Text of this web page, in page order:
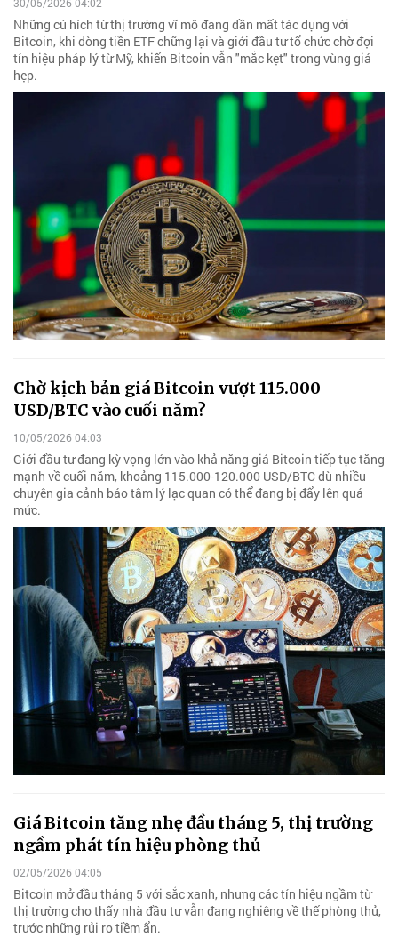
Những cú hích từ thị trường vĩ mô đang dần mất tác dụng với
Bitcoin, khi dòng tiền ETF chững lại và giới đầu tư tổ chức chờ đợi
tín hiệu pháp lý từ Mỹ, khiến Bitcoin vẫn "mắc kẹt" trong vùng giá
hẹp.
Chờ kịch bản giá Bitcoin vượt 115.000
USD/BTC vào cuối năm?
10/05/2026 04:03
Giới đầu tư đang kỳ vọng lớn vào khả năng giá Bitcoin tiếp tục tăng
mạnh về cuối năm, khoảng 115.000-120.000 USD/BTC dù nhiều
chuyên gia cảnh báo tâm lý lạc quan có thể đang bị đẩy lên quá
mức.
Giá Bitcoin tăng nhẹ đầu tháng 5, thị trường
ngầm phát tín hiệu phòng thủ
02/05/2026 04:05
Bitcoin mở đầu tháng 5 với sắc xanh, nhưng các tín hiệu ngầm từ
thị trường cho thấy nhà đầu tư vẫn đang nghiêng về thế phòng thủ,
trước những rủi ro tiềm ẩn.